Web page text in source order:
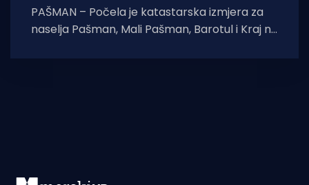
PAŠMAN – Počela je katastarska izmjera za
naselja Pašman, Mali Pašman, Barotul i Kraj na